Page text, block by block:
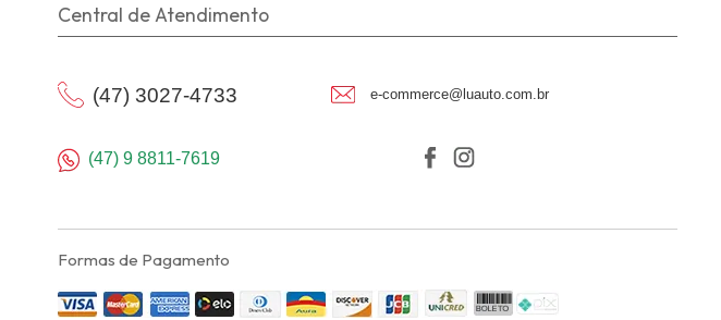
Central de Atendimento
(47) 3027-4733 e-commerce@luauto.com.br
(47) 9 8811-7619
Formas de Pagamento